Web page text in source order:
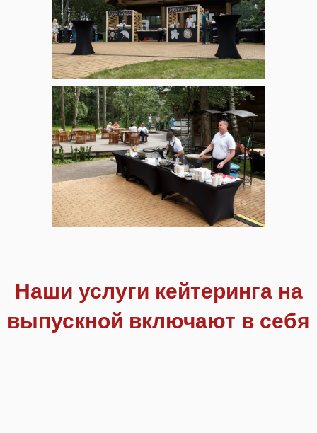
Наши услуги кейтеринга на
выпускной включают в себя